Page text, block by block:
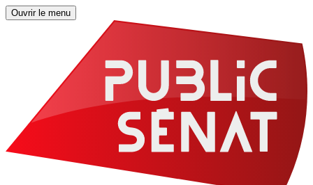
Ouvrir le menu